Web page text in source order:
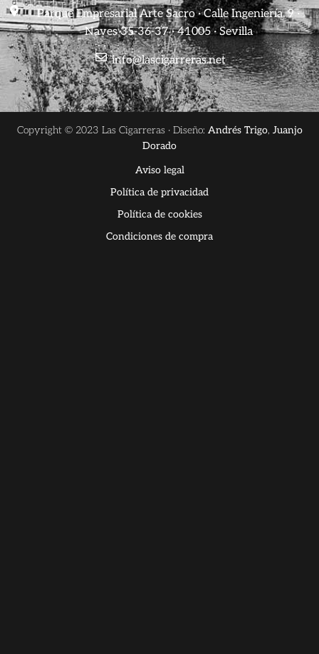
Parque Empresarial Arte Sacro · Calle Ingeniería, 9 ·
Naves 35-36-37 · 41005 · Sevilla
info@lascigarreras.net
Copyright © 2023 Las Cigarreras · Diseño: Andrés Trigo, Juanjo
Dorado
Aviso legal
Política de privacidad
Política de cookies
Condiciones de compra